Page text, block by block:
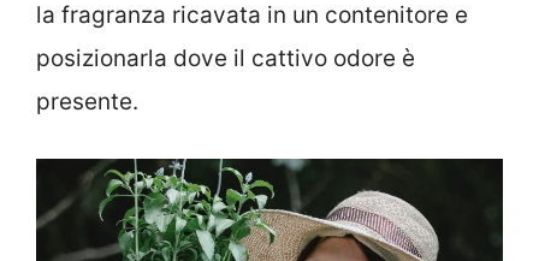
la fragranza ricavata in un contenitore e
posizionarla dove il cattivo odore è
presente.